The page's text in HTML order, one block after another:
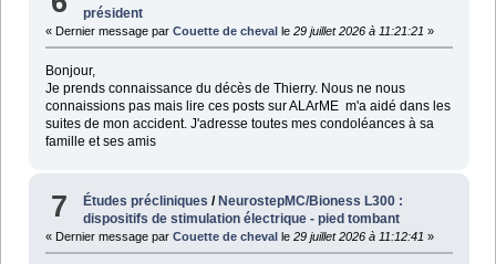
président
« Dernier message par Couette de cheval le29 juillet 2026 à 11:21:21 »
Bonjour,
Je prends connaissance du décès de Thierry. Nous ne nous
connaissions pas mais lire ces posts sur ALArME m'a aidé dans les
suites de mon accident. J'adresse toutes mes condoléances à sa
famille et ses amis
7 Études précliniques/NeurostepMC/Bioness L300 :
dispositifs de stimulation électrique - pied tombant
« Dernier message par Couette de cheval le29 juillet 2026 à 11:12:41 »